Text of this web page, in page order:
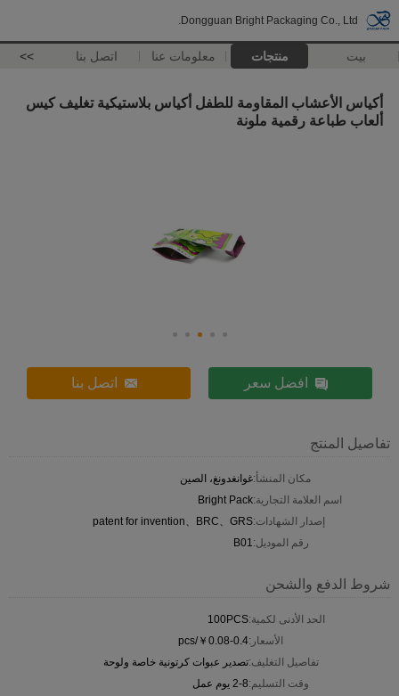
Dongguan Bright Packaging Co., Ltd.
بيت منتجات معلومات عنا اتصل بنا >>
أكياس الأعشاب المقاومة للطفل أكياس بلاستيكية تغليف كيس
ألعاب طباعة رقمية ملونة
افضل سعر اتصل بنا
تفاصيل المنتج
مكان المنشأ:غوانغدونغ، الصين
اسم العلامة التجارية:Bright Pack
إصدار الشهادات:patent for invention、BRC、GRS
رقم الموديل:B01
شروط الدفع والشحن
الحد الأدنى لكمية:100PCS
الأسعار:￥0.08-0.4/pcs
تفاصيل التغليف:تصدير عبوات كرتونية خاصة ولوحة
وقت التسليم:2-8 يوم عمل